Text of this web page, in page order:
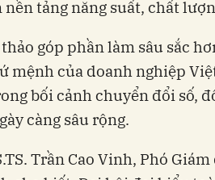
nền tảng năng suất, chất
góp phần làm sâu sắc
mệnh của doanh nghiệp
bối cảnh chuyển đổi số,
càng sâu rộng.
Trần Cao Vinh, Phó